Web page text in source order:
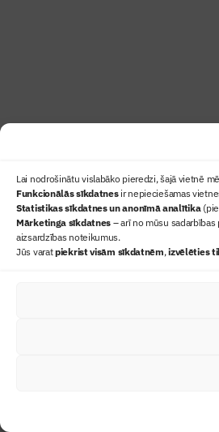
Lai nodrošinātu vislabāko pieredzi, šajā vietnē
Funkcionālās sīkdatnesir nepieciešamas
Statistikas sīkdatnes un anonīmā analītika
Mārketinga sīkdatnes – arī no mūsu
aizsardzības noteikumus.
Jūs varatpiekrist visām sīkdatnēm,izvēlēties